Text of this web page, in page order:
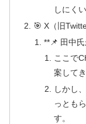
しにく
🎯 X（旧
**📌 田中
ここで
案して
しかし
っとも
す。